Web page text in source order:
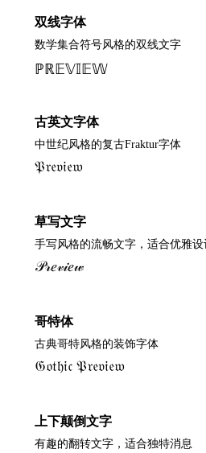
双线字体
数学集合符号风格的双线文字
ℙℝ𝔼𝕍𝕀𝔼𝕎
古英文字体
中世纪风格的复古Fraktur字体
𝔓𝔯𝔢𝔳𝔦𝔢𝔴
草写文字
手写风格的流畅文字，适合优雅设
𝒫𝓇𝑒𝓋𝒾𝑒𝓌
哥特体
古典哥特风格的装饰字体
𝔊𝔬𝔱𝔥𝔦𝔠 𝔓𝔯𝔢𝔳𝔦𝔢𝔴
上下颠倒文字
有趣的翻转文字，适合独特消息